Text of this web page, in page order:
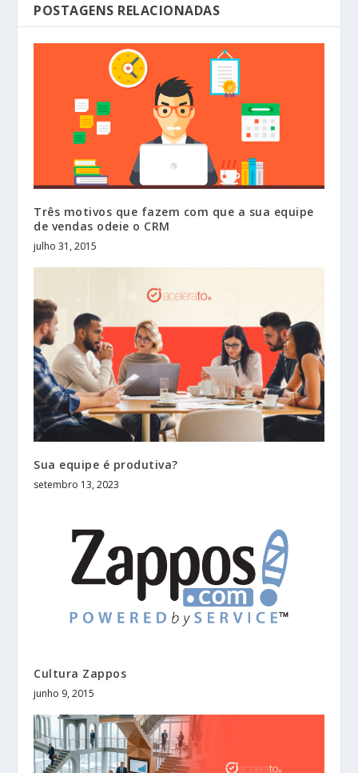
POSTAGENS RELACIONADAS
Três motivos que fazem com que a sua equipe
de vendas odeie o CRM
julho 31, 2015
Sua equipe é produtiva?
setembro 13, 2023
Cultura Zappos
junho 9, 2015